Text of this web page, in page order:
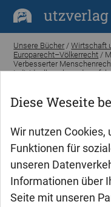
Diese Weseite
Wir nutzen Cookies,
Funktionen für
unseren
Informationen über
Seite mit unseren
utzverlag
Unsere Bücher /Wirtschaft
Europarecht–Völkerrecht /
Verbesserter